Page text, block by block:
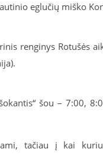
eglučių miško
renginys Rotušės
šou – 7:00,
tačiau į kai